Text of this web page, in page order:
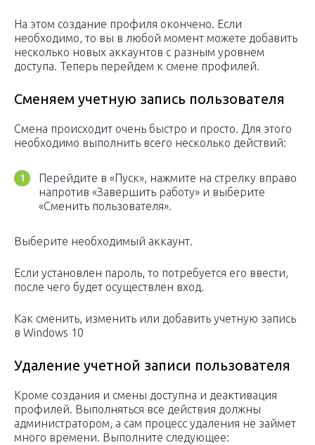
На этом создание профиля окончено. Если
необходимо, то вы в любой момент можете добавить
несколько новых аккаунтов с разным уровнем
доступа. Теперь перейдем к смене профилей.
Сменяем учетную запись пользователя
Смена происходит очень быстро и просто. Для этого
необходимо выполнить всего несколько действий:
Перейдите в «Пуск», нажмите на стрелку вправо
напротив «Завершить работу» и выберите
«Сменить пользователя».
Выберите необходимый аккаунт.
Если установлен пароль, то потребуется его ввести,
после чего будет осуществлен вход.
Как сменить, изменить или добавить учетную запись
в Windows 10
Удаление учетной записи пользователя
Кроме создания и смены доступна и деактивация
профилей. Выполняться все действия должны
администратором, а сам процесс удаления не займет
много времени. Выполните следующее: